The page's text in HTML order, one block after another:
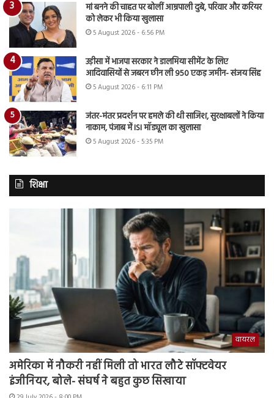
मां बनने की चाहत पर बोलीं आम्रपाली दुबे, परिवार और करियर
को लेकर भी किया खुलासा
5 August 2026 - 6:56 PM
उड़ीसा में भाजपा सरकार ने डालमिया सीमेंट के लिए
आदिवासियों से जबरन छीन ली 950 एकड़ जमीन- संजय सिंह
5 August 2026 - 6:11 PM
जंतर-मंतर प्रदर्शन पर हमले की थी साजिश, सुरक्षाबलों ने किया
नाकाम, पंजाब में ISI मॉड्यूल का खुलासा
5 August 2026 - 5:35 PM
शिक्षा
वायरल
अमेरिका में नौकरी नहीं मिली तो भारत लौटे सॉफ्टवेयर
इंजीनियर, बोले- संघर्ष ने बहुत कुछ सिखाया